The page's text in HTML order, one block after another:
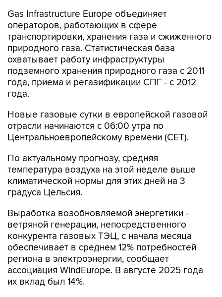
Gas Infrastructure Europe объединяет
операторов, работающих в сфере
транспортировки, хранения газа и сжиженного
природного газа. Статистическая база
охватывает работу инфраструктуры
подземного хранения природного газа с 2011
года, приема и регазификации СПГ - с 2012
года.
Новые газовые сутки в европейской газовой
отрасли начинаются c 06:00 утра по
Центральноевропейскому времени (CET).
По актуальному прогнозу, средняя
температура воздуха на этой неделе выше
климатической нормы для этих дней на 3
градуса Цельсия.
Выработка возобновляемой энергетики -
ветряной генерации, непосредственного
конкурента газовых ТЭЦ, с начала месяца
обеспечивает в среднем 12% потребностей
региона в электроэнергии, сообщает
ассоциация WindEurope. В августе 2025 года
их вклад был 14%.